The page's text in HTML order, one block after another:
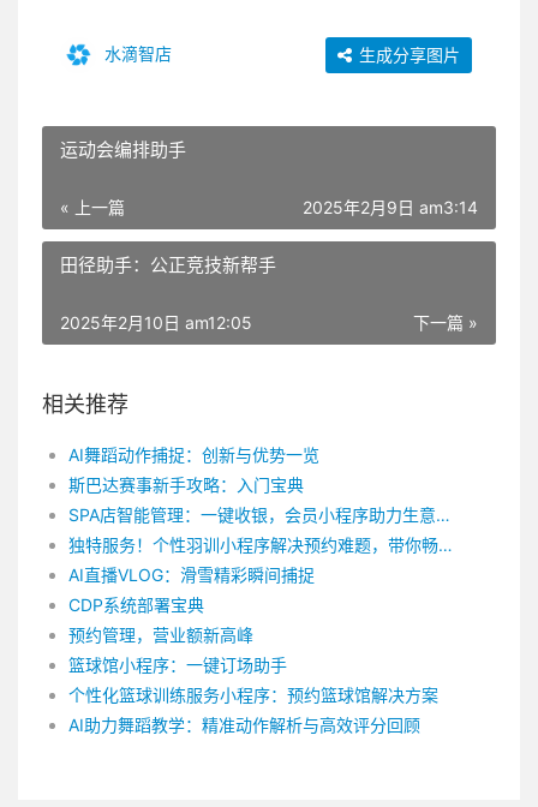
水滴智店 生成分享图片
运动会编排助手
« 上一篇 2025年2月9日 am3:14
田径助手：公正竞技新帮手
下一篇 »
2025年2月10日 am12:05
相关推荐
AI舞蹈动作捕捉：创新与优势一览
斯巴达赛事新手攻略：入门宝典
SPA店智能管理：一键收银，会员小程序助力生意腾飞
独特服务！个性羽训小程序解决预约难题，带你畅享馆内羽球乐趣
AI直播VLOG：滑雪精彩瞬间捕捉
CDP系统部署宝典
预约管理，营业额新高峰
篮球馆小程序：一键订场助手
个性化篮球训练服务小程序：预约篮球馆解决方案
AI助力舞蹈教学：精准动作解析与高效评分回顾